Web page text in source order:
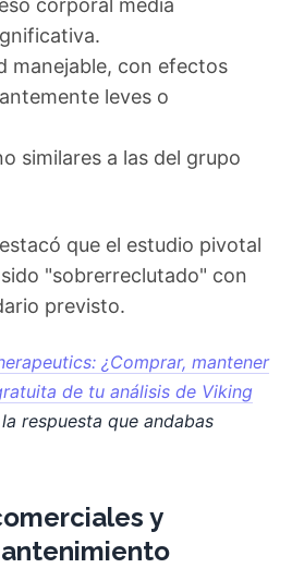
corporal media
manejable, con efectos
leves o
similares a las del grupo
que el estudio pivotal
"sobrerreclutado" con
previsto.
¿Comprar, mantener
de tu análisis de Viking
respuesta que andabas
y